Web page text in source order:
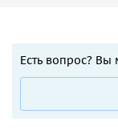
«Дом
Также в Нижнем
• Путевая
Есть вопрос? Вы